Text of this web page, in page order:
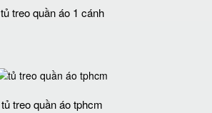
tủ treo quần áo 1 cánh
tủ treo quần áo tphcm